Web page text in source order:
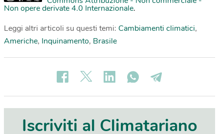
Non opere derivate 4.0 Internazionale.
Leggi altri articoli su questi temi: Cambiamenti climatici,
Americhe, Inquinamento, Brasile
Iscriviti al Climatariano